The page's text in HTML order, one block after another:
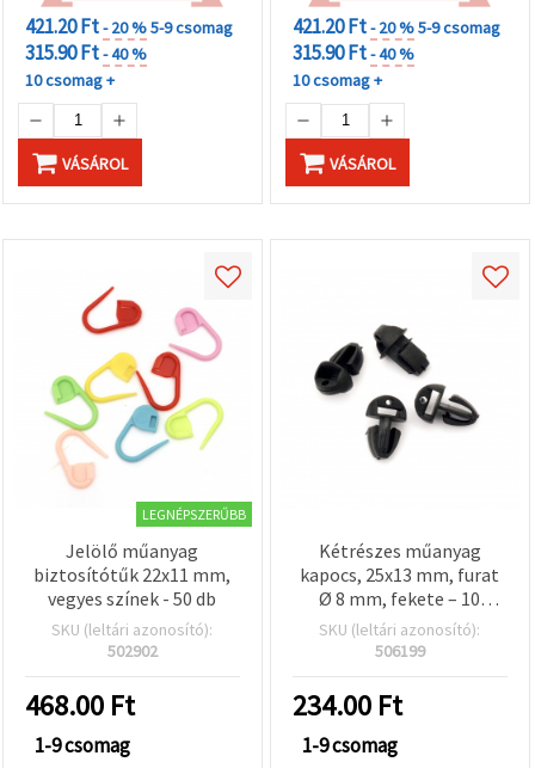
421.20 Ft- 20 %5-9 csomag
315.90 Ft- 40 %
10 csomag +
VÁSÁROL
421.20 Ft- 20 %5-9 csomag
315.90 Ft- 40 %
10 csomag +
VÁSÁROL
LEGNÉPSZERŰBB
Jelölő műanyag
biztosítótűk 22x11 mm,
vegyes színek - 50 db
SKU (leltári azonosító):
502902
468.00 Ft
1-9 csomag
Kétrészes műanyag
kapocs, 25x13 mm, furat
Ø 8 mm, fekete – 10
db/csomag
SKU (leltári azonosító):
506199
234.00 Ft
1-9 csomag